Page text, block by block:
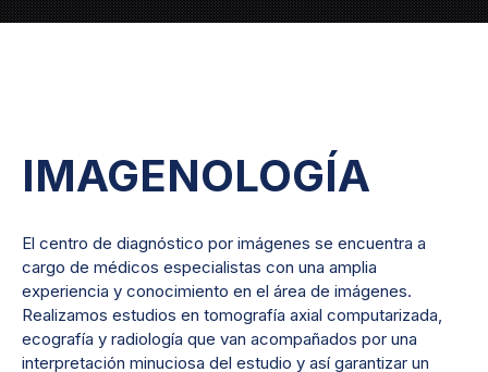
IMAGENOLOGÍA
El centro de diagnóstico por imágenes se encuentra a
cargo de médicos especialistas con una amplia
experiencia y conocimiento en el área de imágenes.
Realizamos estudios en tomografía axial computarizada,
ecografía y radiología que van acompañados por una
interpretación minuciosa del estudio y así garantizar un